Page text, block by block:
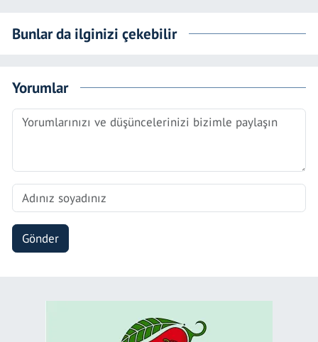
Bunlar da ilginizi çekebilir
Yorumlar
Gönder